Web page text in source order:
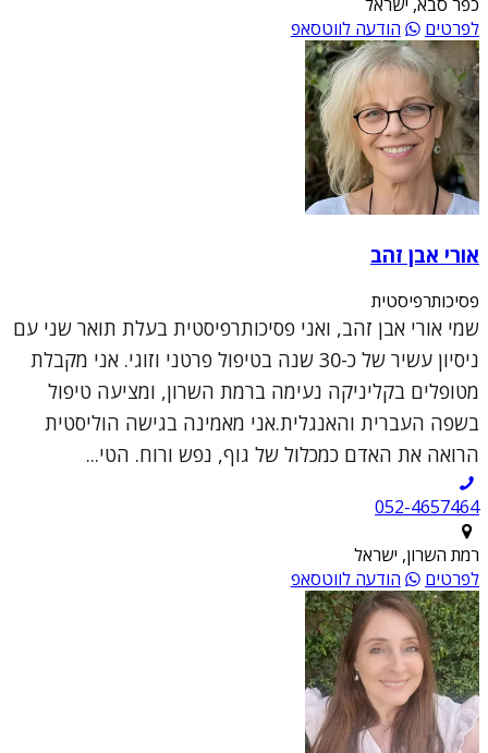
לפרטים
הודעה לווטסאפ
אורי אבן זהב
פסיכותרפיסטית
שמי אורי אבן זהב, ואני פסיכותרפיסטית בעלת תואר שני עם
ניסיון עשיר של כ-30 שנה בטיפול פרטני וזוגי. אני מקבלת
מטופלים בקליניקה נעימה ברמת השרון, ומציעה טיפול
בשפה העברית והאנגלית.אני מאמינה בגישה הוליסטית
הרואה את האדם כמכלול של גוף, נפש ורוח. הטי...
052-4657464
רמת השרון, ישראל
לפרטים
הודעה לווטסאפ